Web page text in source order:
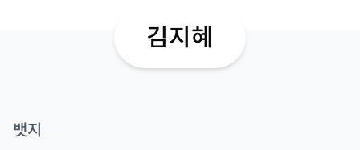
김지혜
뱃지